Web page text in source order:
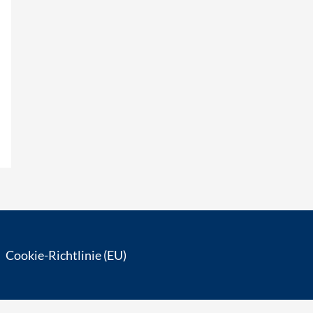
Cookie-Richtlinie (EU)